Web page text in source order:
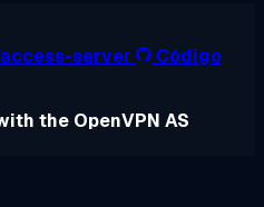
server
Código
the OpenVPN AS